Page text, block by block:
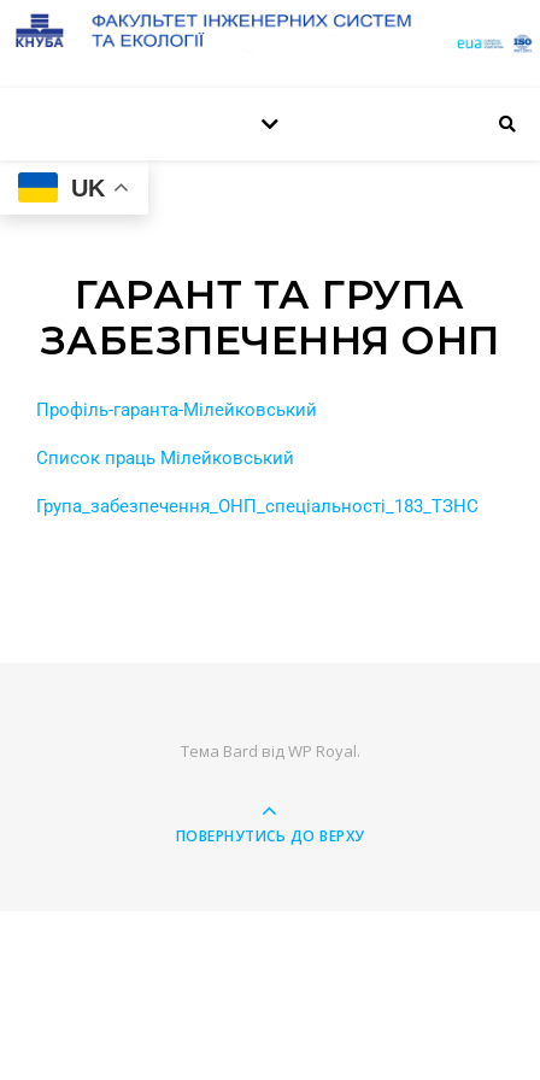
UK
ГАРАНТ ТА ГРУПА
ЗАБЕЗПЕЧЕННЯ ОНП
Профіль-гаранта-Мiлейковський
Список праць Мiлейковський
Група_забезпечення_ОНП_спеціальності_183_ТЗНС
Тема Bard відWP Royal.
ПОВЕРНУТИСЬ ДО ВЕРХУ